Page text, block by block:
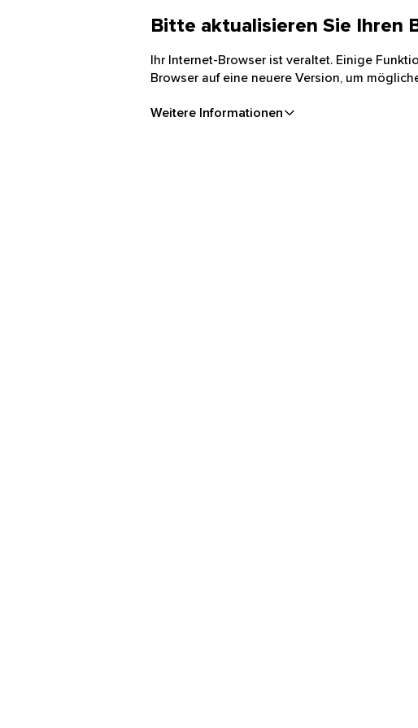
Bitte aktualisieren Sie Ihren
Ihr Internet-Browser ist veraltet. Einige
Browser auf eine neuere Version, um
Weitere Informationen